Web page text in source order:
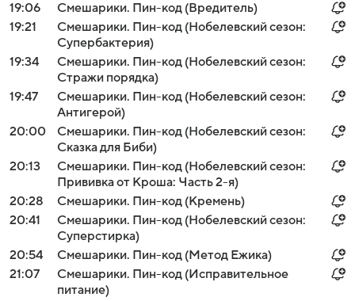
19:06
Смешарики. Пин-код (Вредитель)
19:21
Смешарики. Пин-код (Нобелевский сезон:
Супербактерия)
19:34
Смешарики. Пин-код (Нобелевский сезон:
Стражи порядка)
19:47
Смешарики. Пин-код (Нобелевский сезон:
Антигерой)
20:00
Смешарики. Пин-код (Нобелевский сезон:
Сказка для Биби)
20:13
Смешарики. Пин-код (Нобелевский сезон:
Прививка от Кроша: Часть 2-я)
20:28
Смешарики. Пин-код (Кремень)
20:41
Смешарики. Пин-код (Нобелевский сезон:
Суперстирка)
20:54
Смешарики. Пин-код (Метод Ежика)
21:07
Смешарики. Пин-код (Исправительное
питание)